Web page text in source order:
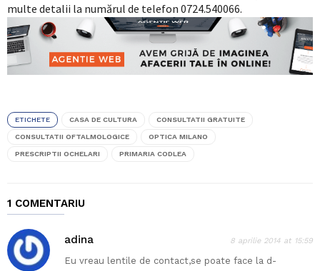
multe detalii la numărul de telefon 0724.540066.
ETICHETE CASA DE CULTURA CONSULTATII GRATUITE
CONSULTATII OFTALMOLOGICE OPTICA MILANO
PRESCRIPTII OCHELARI PRIMARIA CODLEA
1 COMENTARIU
adina 8 aprilie 2014 at 15:59
Eu vreau lentile de contact,se poate face la d-